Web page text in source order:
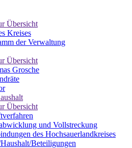
Übersicht
Kreises
der Verwaltung
Übersicht
Grosche
Übersicht
und Vollstreckung
des Hochsauerlandkreises
Beteiligungen